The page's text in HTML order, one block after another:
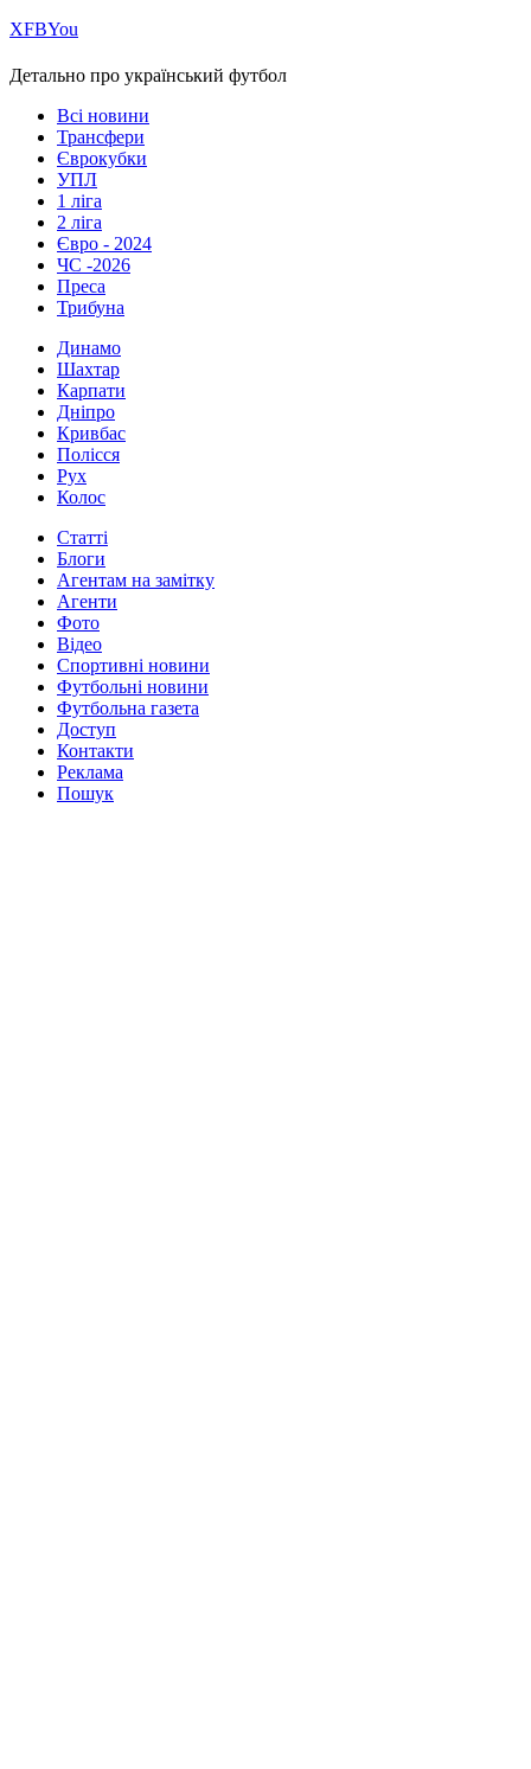
ХFBYou
Детально про український футбол
Всі новини
Трансфери
Єврокубки
УПЛ
1 ліга
2 ліга
Євро - 2024
ЧС -2026
Преса
Трибуна
Динамо
Шахтар
Карпати
Дніпро
Кривбас
Полісся
Рух
Колос
Статті
Блоги
Агентам на замітку
Агенти
Фото
Відео
Спортивні новини
Футбольні новини
Футбольна газета
Доступ
Контакти
Реклама
Пошук